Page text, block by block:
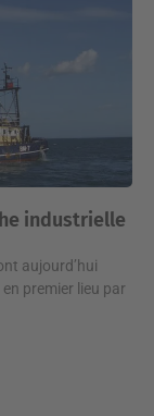
industrielle
aujourd’hui
premier lieu par